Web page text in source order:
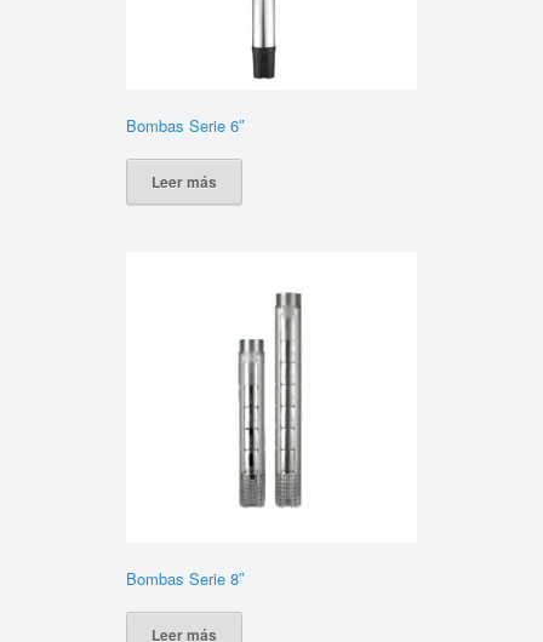
Bombas Serie 6″
Leer más
Bombas Serie 8″
Leer más